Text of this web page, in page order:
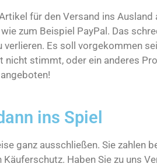
für den Versand ins
zum Beispiel PayPal. Das
verlieren. Es soll vorgekommen
nicht stimmt, oder ein anderes
ins Spiel
ganz ausschließen. Sie zahlen
Haben Sie zu uns